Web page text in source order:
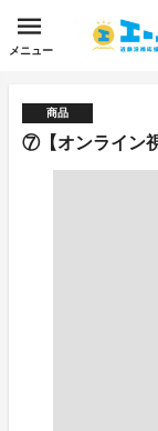
メニュー
商品
⑦【オンライン